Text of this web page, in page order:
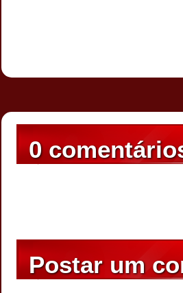
0
Postar um